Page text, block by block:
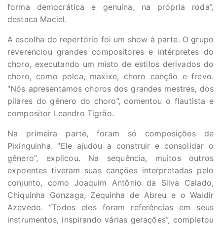
forma democrática e genuína, na própria roda”,
destaca Maciel.
A escolha do repertório foi um show à parte. O grupo
reverenciou grandes compositores e intérpretes do
choro, executando um misto de estilos derivados do
choro, como polca, maxixe, choro canção e frevo.
“Nós apresentamos choros dos grandes mestres, dos
pilares do gênero do choro”, comentou o flautista e
compositor Leandro Tigrão.
Na primeira parte, foram só composições de
Pixinguinha. “Ele ajudou a construir e consolidar o
gênero”, explicou. Na sequência, muitos outros
expoentes tiveram suas canções interpretadas pelo
conjunto, como Joaquim Antônio da Silva Calado,
Chiquinha Gonzaga, Zequinha de Abreu e o Waldir
Azevedo. “Todos eles foram referências em seus
instrumentos, inspirando várias gerações”, completou